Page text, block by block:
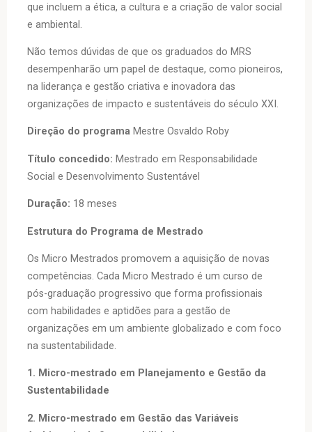
que incluem a ética, a cultura e a criação de valor social
e ambiental.
Não temos dúvidas de que os graduados do MRS
desempenharão um papel de destaque, como pioneiros,
na liderança e gestão criativa e inovadora das
organizações de impacto e sustentáveis do século XXI.
Direção do programa Mestre Osvaldo Roby
Título concedido: Mestrado em Responsabilidade
Social e Desenvolvimento Sustentável
Duração: 18 meses
Estrutura do Programa de Mestrado
Os Micro Mestrados promovem a aquisição de novas
competências. Cada Micro Mestrado é um curso de
pós-graduação progressivo que forma profissionais
com habilidades e aptidões para a gestão de
organizações em um ambiente globalizado e com foco
na sustentabilidade.
1. Micro-mestrado em Planejamento e Gestão da
Sustentabilidade
2. Micro-mestrado em Gestão das Variáveis